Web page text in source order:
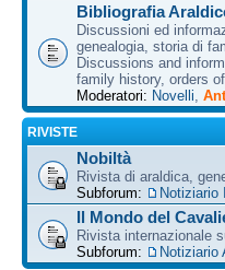
Bibliografia
Discussioni ed
genealogia, storia di
Discussions and
family history, orders
Moderatori: Novelli
RIVISTE
Nobiltà
Rivista di araldica,
Subforum:
Notiziario
Il Mondo del
Rivista internazionale
Subforum:
Notiziario